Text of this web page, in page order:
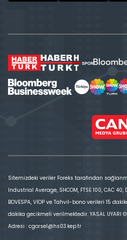
Sitemizdeki veriler Foreks tarafından
Industrial Average, SHCOM, FTSE 100, CAC 40,
BOVESPA, VİOP ve Tahvil-bono verileri 15
dakika gecikmeli verilmektedir. YASAL UYARI
Adresi : cgorsel@hs03.kep.tr